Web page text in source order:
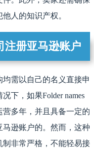
人的知识产权。
注册亚马逊账户
需以自己的名义直接申
下，如果Folder names
多年，并且具备一定的
逊账户的。然而，这种
非常严格，不能轻易接